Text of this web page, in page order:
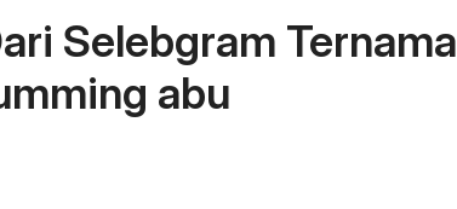
Selebgram Ternama
abu